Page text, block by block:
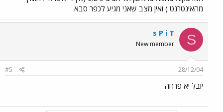
מהאינטרנט ) ואין מצב שאני מגיע לכפר סבא
S
s P i T
New member
28/12/04
#5
יובל יא פרחה